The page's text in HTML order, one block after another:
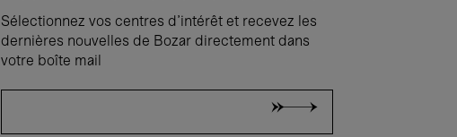
Sélectionnez vos centres d'intérêt et recevez les
dernières nouvelles de Bozar directement dans
votre boîte mail